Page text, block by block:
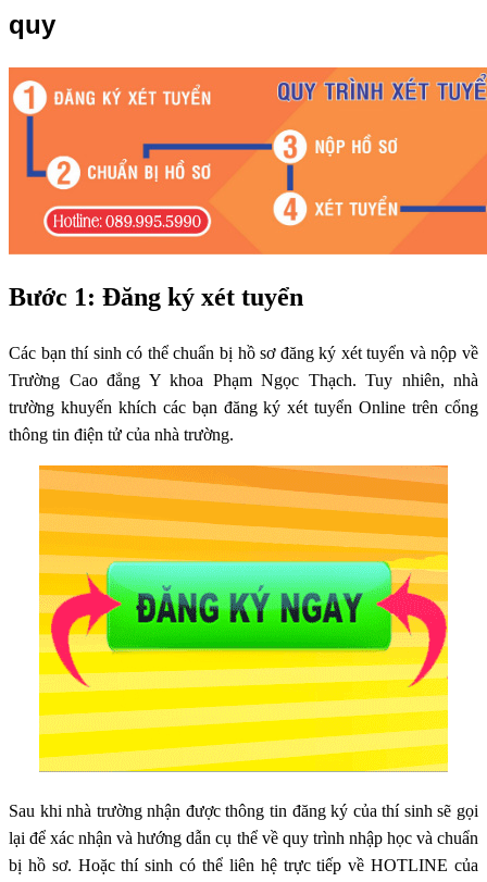
quy
Bước 1: Đăng ký xét tuyển
Các bạn thí sinh có thể chuẩn bị hồ sơ đăng ký xét tuyển và nộp về
Trường Cao đẳng Y khoa Phạm Ngọc Thạch. Tuy nhiên, nhà
trường khuyến khích các bạn đăng ký xét tuyển Online trên cổng
thông tin điện tử của nhà trường.
Sau khi nhà trường nhận được thông tin đăng ký của thí sinh sẽ gọi
lại để xác nhận và hướng dẫn cụ thể về quy trình nhập học và chuẩn
bị hồ sơ. Hoặc thí sinh có thể liên hệ trực tiếp về HOTLINE của